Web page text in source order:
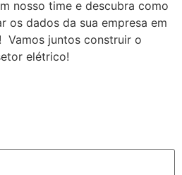
nosso time e descubra como
os dados da sua empresa em
Vamos juntos construir o
elétrico!